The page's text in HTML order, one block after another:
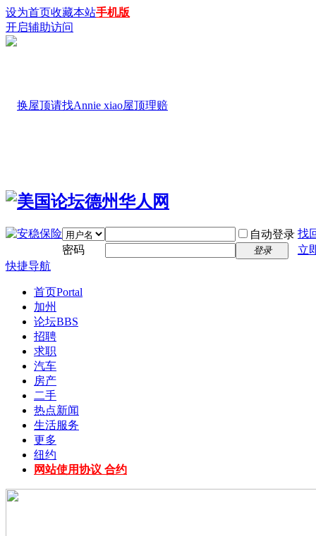
设为首页收藏本站手机版
开启辅助访问
自动登录 找
密码
登录
立
快捷导航
首页Portal
加州
论坛BBS
招聘
求职
汽车
房产
二手
热点新闻
生活服务
更多
纽约
网站使用协议 合约